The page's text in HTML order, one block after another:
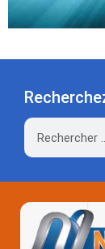
Rechercher